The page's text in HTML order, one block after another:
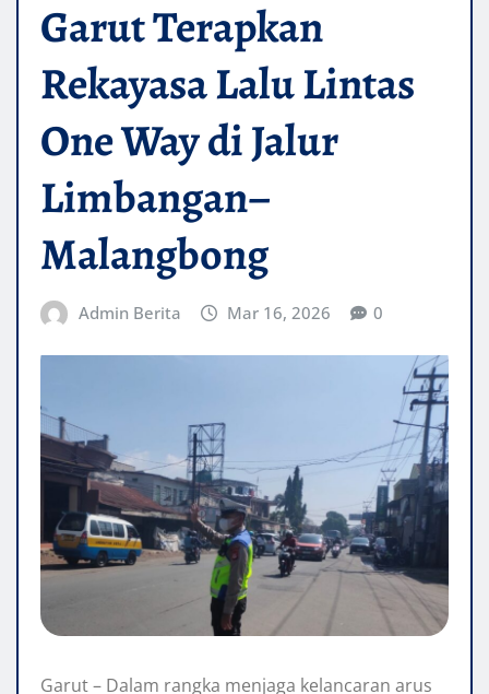
Garut Terapkan
Rekayasa Lalu Lintas
One Way di Jalur
Limbangan–
Malangbong
Admin Berita Mar 16, 2026 0
Garut – Dalam rangka menjaga kelancaran arus